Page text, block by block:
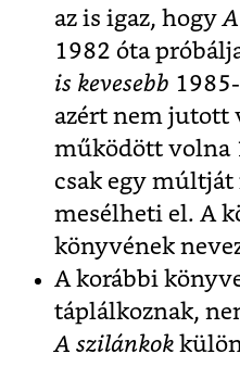
az is igaz, hogy
1982 óta
is kevesebb
azért nem jutott
működött volna
csak egy múltját
mesélheti el. A
könyvének
A korábbi
táplálkoznak,
A szilánkok